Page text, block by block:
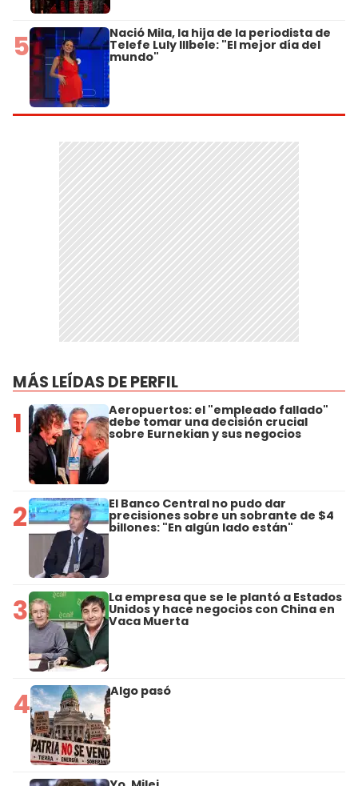
5 Nació Mila, la hija de la periodista de
Telefe Luly Illbele: "El mejor día del
mundo"
MÁS LEÍDAS DE PERFIL
1 Aeropuertos: el "empleado fallado"
debe tomar una decisión crucial
sobre Eurnekian y sus negocios
2 El Banco Central no pudo dar
precisiones sobre un sobrante de $4
billones: "En algún lado están"
3 La empresa que se le plantó a Estados
Unidos y hace negocios con China en
Vaca Muerta
4 Algo pasó